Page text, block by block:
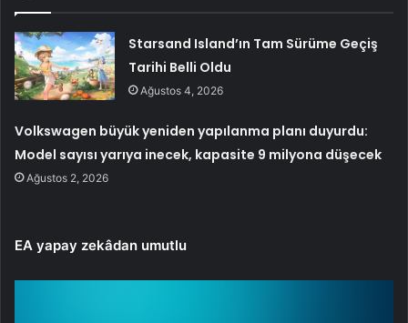
Starsand Island’ın Tam Sürüme Geçiş
Tarihi Belli Oldu
Ağustos 4, 2026
Volkswagen büyük yeniden yapılanma planı duyurdu:
Model sayısı yarıya inecek, kapasite 9 milyona düşecek
Ağustos 2, 2026
EA yapay zekâdan umutlu